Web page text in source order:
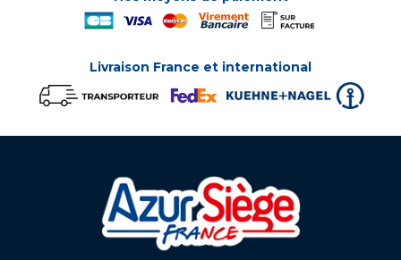
Livraison France et international